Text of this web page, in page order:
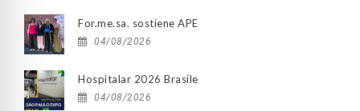
For.me.sa. sostiene APE
04/08/2026
Hospitalar 2026 Brasile
04/08/2026